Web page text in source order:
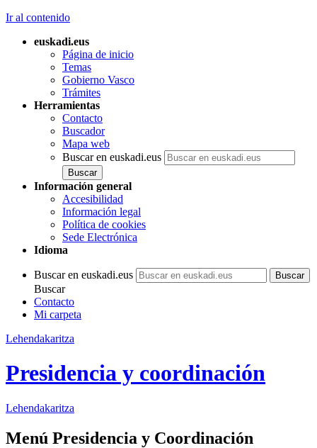
Ir al contenido
euskadi.eus
Página de inicio
Temas
Gobierno Vasco
Trámites
Herramientas
Contacto
Buscador
Mapa web
Buscar en euskadi.eus
Información general
Accesibilidad
Información legal
Política de cookies
Sede Electrónica
Idioma
Buscar en euskadi.eus
Buscar
Contacto
Mi carpeta
Lehendakaritza
Presidencia y coordinación
Lehendakaritza
Menú Presidencia y Coordinación